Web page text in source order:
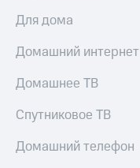
Для дома
Домашний интернет
Домашнее ТВ
Спутниковое ТВ
Домашний телефон